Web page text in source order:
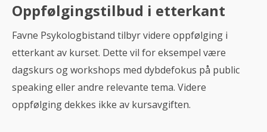
Oppfølgingstilbud i etterkant
Favne Psykologbistand tilbyr videre oppfølging i
etterkant av kurset. Dette vil for eksempel være
dagskurs og workshops med dybdefokus på public
speaking eller andre relevante tema. Videre
oppfølging dekkes ikke av kursavgiften.